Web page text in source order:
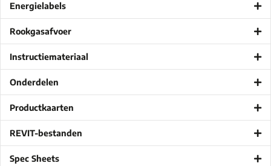
Energielabels
Rookgasafvoer
Instructiemateriaal
Onderdelen
Productkaarten
REVIT-bestanden
Spec Sheets